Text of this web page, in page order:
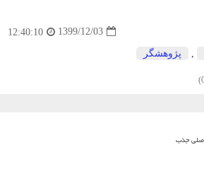
1399/12/03
12:40:10
پژوهشگر